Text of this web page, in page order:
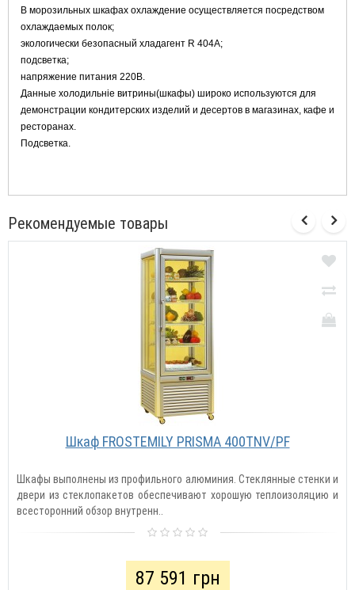
В морозильных шкафах охлаждение осуществляется посредством
охлаждаемых полок;
экологически безопасный хладагент R 404A;
подсветка;
напряжение питания 220В.
Данные холодильніе витрины(шкафы) широко используются для
демонстрации кондитерских изделий и десертов в магазинах, кафе и
ресторанах.
Подсветка.
Рекомендуемые товары
Шкаф FROSTEMILY PRISMA 400TNV/PF
Шкафы выполнены из профильного алюминия. Стеклянные стенки и
двери из стеклопакетов обеспечивают хорошую теплоизоляцию и
всесторонний обзор внутренн..
87 591 грн